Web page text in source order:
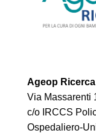
Ageop
Via Massarenti
c/o IRCCS
Ospedaliero-